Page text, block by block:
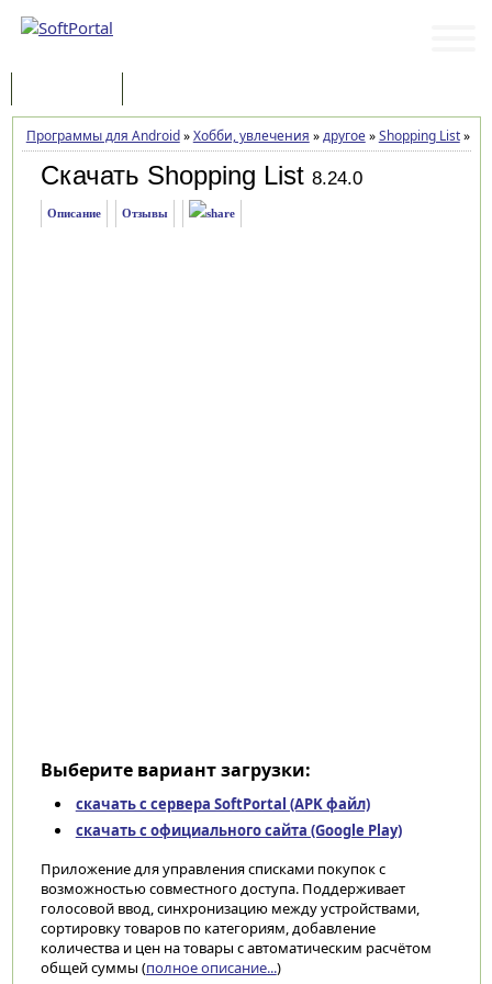
Программы для Android»Хобби, увлечения »другое»Shopping List»
Скачать Shopping List 8.24.0
Описание Отзывы
Выберите вариант загрузки:
скачать с сервера SoftPortal (APK файл)
скачать с официального сайта (Google Play)
Приложение для управления списками покупок с
возможностью совместного доступа. Поддерживает
голосовой ввод, синхронизацию между устройствами,
сортировку товаров по категориям, добавление
количества и цен на товары с автоматическим расчётом
общей суммы (полное описание...)